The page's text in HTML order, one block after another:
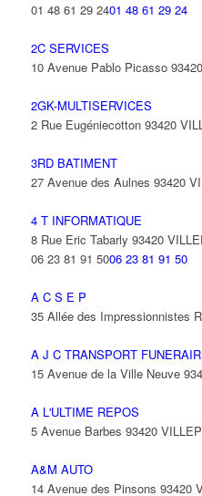
01 48 61 29 2401 48 61 29 24
2C SERVICES
10 Avenue Pablo Picasso
2GK-MULTISERVICES
2 Rue Eugéniecotton 93420
3RD BATIMENT
27 Avenue des Aulnes 93420
4 T INFORMATIQUE
8 Rue Eric Tabarly 93420
06 23 81 91 5006 23 81 91 50
A C S E P
35 Allée des Impressionnistes
A J C TRANSPORT
15 Avenue de la Ville Neuve
A L'ULTIME REPOS
5 Avenue Barbes 93420
A&M AUTO
14 Avenue des Pinsons 93420